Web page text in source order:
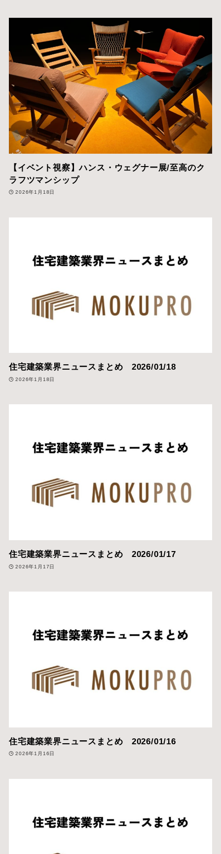
【イベント視察】ハンス・ウェグナー展/至高のク
ラフツマンシップ
2026年1月18日
住宅建築業界ニュースまとめ 2026/01/18
2026年1月18日
住宅建築業界ニュースまとめ 2026/01/17
2026年1月17日
住宅建築業界ニュースまとめ 2026/01/16
2026年1月16日